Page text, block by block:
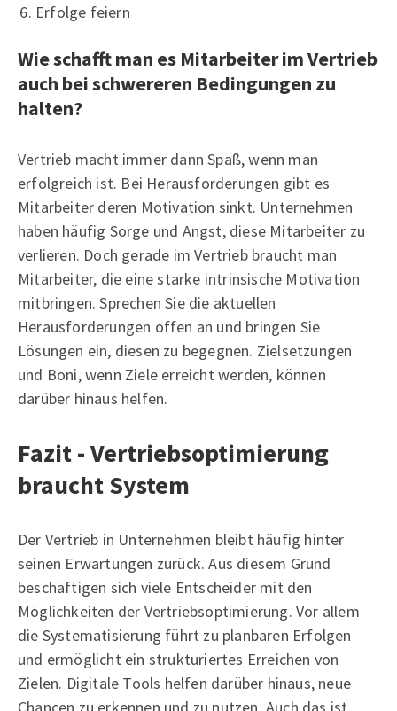
Erfolge feiern
Wie schafft man es Mitarbeiter im Vertrieb
auch bei schwereren Bedingungen zu
halten?
Vertrieb macht immer dann Spaß, wenn man
erfolgreich ist. Bei Herausforderungen gibt es
Mitarbeiter deren Motivation sinkt. Unternehmen
haben häufig Sorge und Angst, diese Mitarbeiter zu
verlieren. Doch gerade im Vertrieb braucht man
Mitarbeiter, die eine starke intrinsische Motivation
mitbringen. Sprechen Sie die aktuellen
Herausforderungen offen an und bringen Sie
Lösungen ein, diesen zu begegnen. Zielsetzungen
und Boni, wenn Ziele erreicht werden, können
darüber hinaus helfen.
Fazit - Vertriebsoptimierung
braucht System
Der Vertrieb in Unternehmen bleibt häufig hinter
seinen Erwartungen zurück. Aus diesem Grund
beschäftigen sich viele Entscheider mit den
Möglichkeiten der Vertriebsoptimierung. Vor allem
die Systematisierung führt zu planbaren Erfolgen
und ermöglicht ein strukturiertes Erreichen von
Zielen. Digitale Tools helfen darüber hinaus, neue
Chancen zu erkennen und zu nutzen. Auch das ist